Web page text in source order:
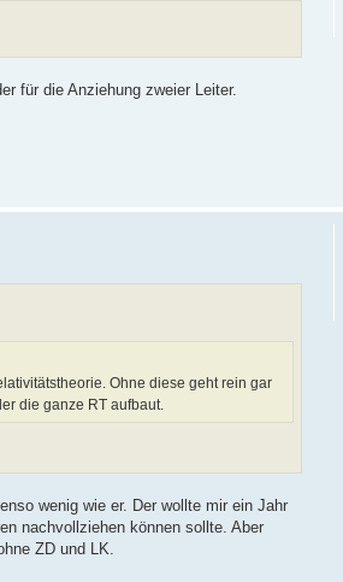
für die Anziehung zweier Leiter.
Ohne diese geht rein gar
die ganze RT aufbaut.
wenig wie er. Der wollte mir ein Jahr
nachvollziehen können sollte. Aber
ZD und LK.